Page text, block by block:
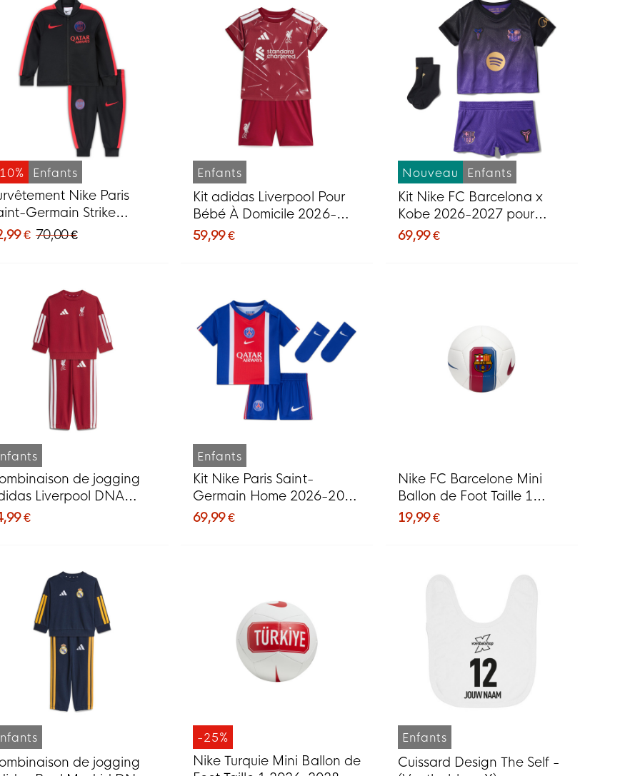
Enfants
Nike Paris
Germain Strike
2027 pour bébés et
petits, noir, rouge vif,
€ 70,00 €
Enfants
Kit adidas Liverpool Pour
Bébé À Domicile 2026-
2027
59,99 €
Nouveau Enfants
Kit Nike FC Barcelona x
Kobe 2026-2027 pour
bébé
69,99 €
de jogging
Liverpool DNA
2027 pour bébés et
€
Enfants
Kit Nike Paris Saint-
Germain Home 2026-2027
pour bébés
69,99 €
Nike FC Barcelone Mini
Ballon de Foot Taille 1
2026-2027 Blanc Bleu
19,99 €
de jogging
-25%
Nike Turquie Mini Ballon de
Enfants
Cuissard Design The Self -